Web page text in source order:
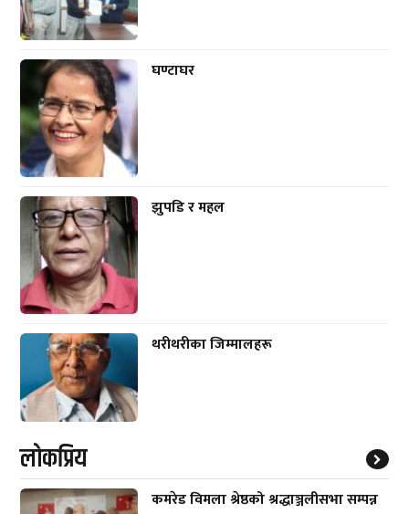
घण्टाघर
झुपडि र महल
थरीथरीका जिम्मालहरू
लाेकप्रिय
कमरेड विमला श्रेष्ठको श्रद्धाञ्जलीसभा सम्पन्न